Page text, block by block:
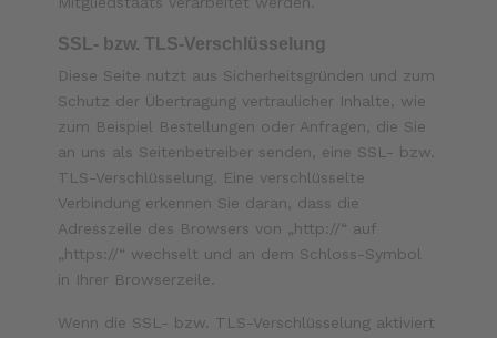
SSL- bzw. TLS-Verschlüsselung
Diese Seite nutzt aus Sicherheitsgründen und zum
Schutz der Übertragung vertraulicher Inhalte, wie
zum Beispiel Bestellungen oder Anfragen, die Sie
an uns als Seitenbetreiber senden, eine SSL- bzw.
TLS-Verschlüsselung. Eine verschlüsselte
Verbindung erkennen Sie daran, dass die
Adresszeile des Browsers von „http://“ auf
„https://“ wechselt und an dem Schloss-Symbol
in Ihrer Browserzeile.
Wenn die SSL- bzw. TLS-Verschlüsselung aktiviert